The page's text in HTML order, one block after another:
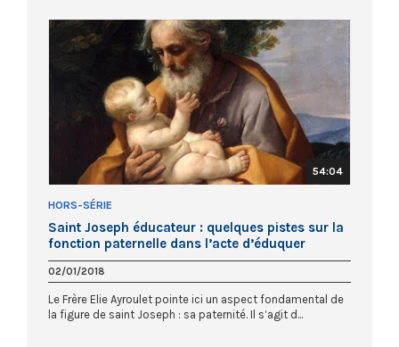
54:04
HORS-SÉRIE
Saint Joseph éducateur : quelques pistes sur la
fonction paternelle dans l’acte d’éduquer
02/01/2018
Le Frère Elie Ayroulet pointe ici un aspect fondamental de
la figure de saint Joseph : sa paternité. Il s’agit d...